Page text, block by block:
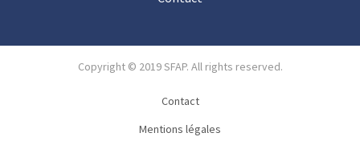
Copyright © 2019 SFAP. All rights reserved.
Contact
Mentions légales